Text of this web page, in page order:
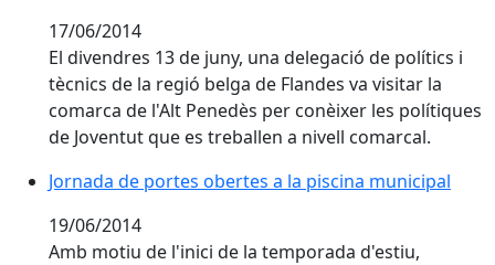
17/06/2014
El divendres 13 de juny, una delegació de polítics i
tècnics de la regió belga de Flandes va visitar la
comarca de l'Alt Penedès per conèixer les polítiques
de Joventut que es treballen a nivell comarcal.
Jornada de portes obertes a la piscina municipal
19/06/2014
Amb motiu de l'inici de la temporada d'estiu,